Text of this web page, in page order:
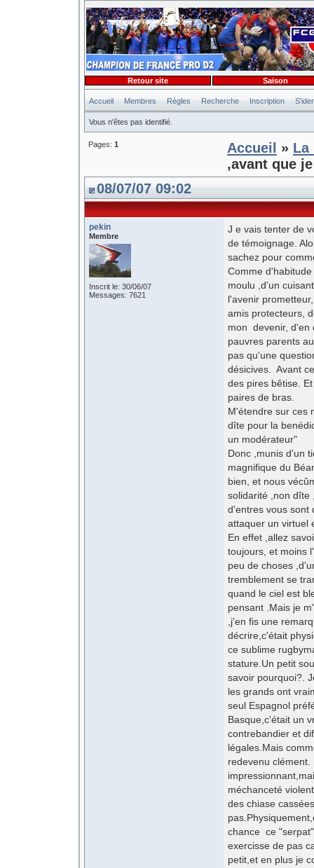
Accueil Membres Règles Recherche Inscription
Vous n'êtes pas identifié.
Retour site Saison
Pages: 1 Accueil » La
,avant que
08/07/07 09:02
pekin
Membre
Inscrit le: 30/06/07
Messages: 7621
J e vais tenter de
de témoignage.
sachez pour
Comme
moulu ,d'un
l'avenir
amis protecteurs,
mon devenir, d'en
pauvres parents
pas qu'une
désicives. Avant
des pires bêtise.
paires de bras.
M'étendre sur ces
dîte pour la
un modérateur"
Donc ,munis d'un
magnifique du
bien, et nous
solidarité ,non dîte
d'entres vous sont
attaquer un virtuel
En effet ,allez
toujours, et moins
peu de choses
tremblement se
quand le ciel est
pensant .Mais je
,j'en fis une
décrire,c'était
ce sublime
stature.Un petit
savoir pourquoi?.
les grands ont
seul Espagnol
Basque,c'était un
contrebandier et
légales.Mais
redevenu
méchanceté
des chiase
chance ce
exercisse de pas
petit,et en plus je